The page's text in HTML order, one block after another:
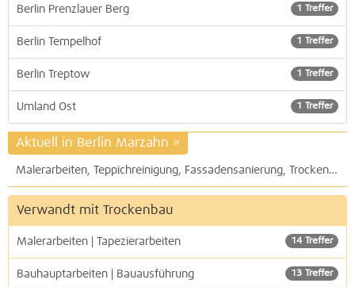
1 Treffer
Berlin Prenzlauer Berg
1 Treffer
Berlin Tempelhof
1 Treffer
Berlin Treptow
1 Treffer
Umland Ost
Aktuell in Berlin Marzahn »
Malerarbeiten, Teppichreinigung, Fassadensanierung, Trockenbau, Betonsanierung, Laminatverlegung: MSTOP Malerbetrieb bietet 24-Stunden-Service
Verwandt mit Trockenbau
14 Treffer
Malerarbeiten | Tapezierarbeiten
13 Treffer
Bauhauptarbeiten | Bauausführung